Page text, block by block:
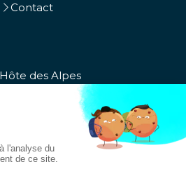
Contact
Hôte des Alpes
les-Bains, Massif des Bauges